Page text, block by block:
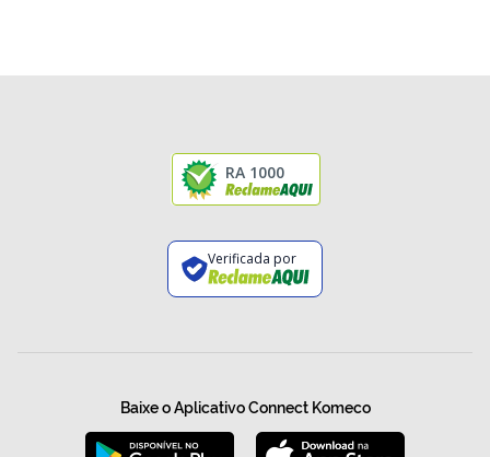
RA 1000
Verificada por
Baixe o Aplicativo Connect Komeco